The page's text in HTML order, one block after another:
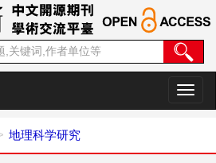
切
换
地理科学研究